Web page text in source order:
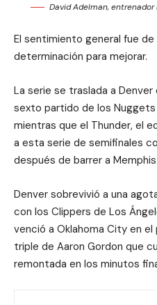
David Adelman,
El sentimiento general fue
determinación para mejorar.
La serie se traslada a
sexto partido de los Nuggets
mientras que el Thunder, el
a esta serie de semifinales
después de barrer a
Denver sobrevivió a una
con los Clippers de Los
venció a Oklahoma City en
triple de Aaron Gordon que
remontada en los minutos